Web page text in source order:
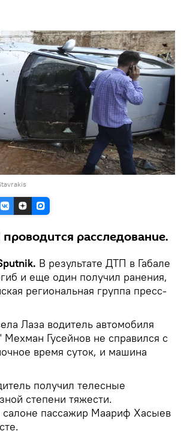
расследование.
В результате ДТП в Габале
и еще один получил ранения,
региональная группа пресс-
Лаза водитель автомобиля
Мехман Гусейнов не справился с
время суток, и машина
получил телесные
степени тяжести.
пассажир Маариф Хасыев